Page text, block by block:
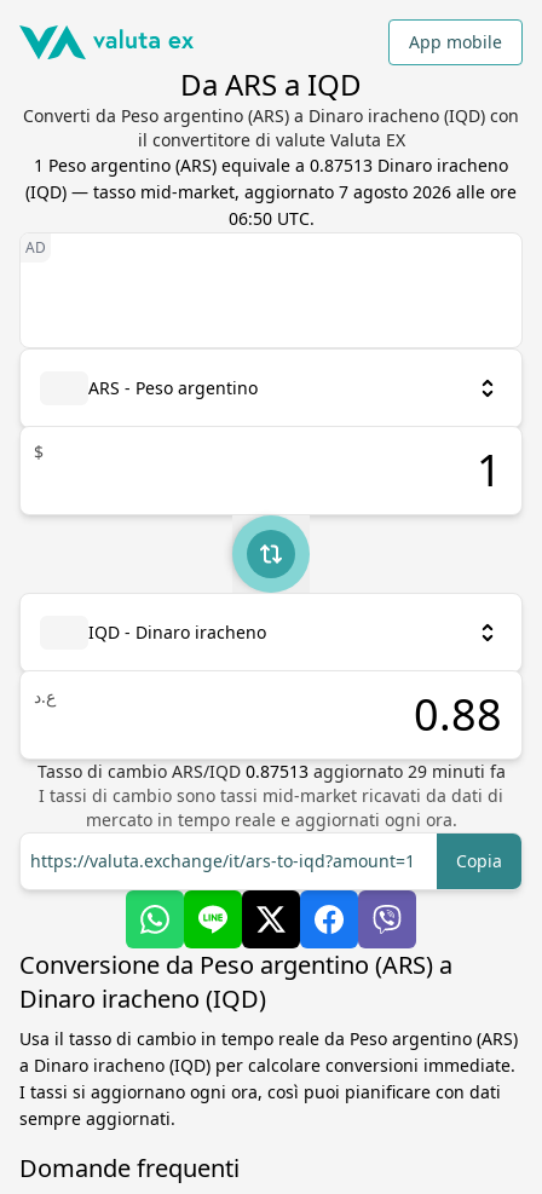
App mobile
Da ARS a IQD
Converti da Peso argentino (ARS) a Dinaro iracheno (IQD) con
il convertitore di valute Valuta EX
1 Peso argentino (ARS) equivale a 0.87513 Dinaro iracheno
(IQD) — tasso mid-market, aggiornato 7 agosto 2026 alle ore
06:50 UTC.
ARS - Peso argentino
$
IQD - Dinaro iracheno
ع.د
Tasso di cambio ARS/IQD 0.87513 aggiornato 29minuti fa
I tassi di cambio sono tassi mid-market ricavati da dati di
mercato in tempo reale e aggiornati ogni ora.
https://valuta.exchange/it/ars-to-iqd?amount=1
Copia
Conversione da Peso argentino (ARS) a
Dinaro iracheno (IQD)
Usa il tasso di cambio in tempo reale da Peso argentino (ARS)
a Dinaro iracheno (IQD) per calcolare conversioni immediate.
I tassi si aggiornano ogni ora, così puoi pianificare con dati
sempre aggiornati.
Domande frequenti